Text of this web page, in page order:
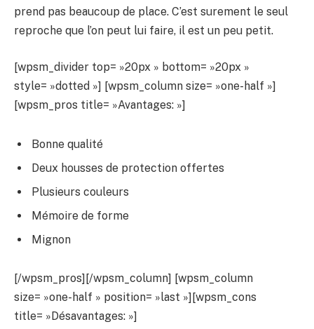
prend pas beaucoup de place. C’est surement le seul
reproche que l’on peut lui faire, il est un peu petit.
[wpsm_divider top= »20px » bottom= »20px »
style= »dotted »] [wpsm_column size= »one-half »]
[wpsm_pros title= »Avantages: »]
Bonne qualité
Deux housses de protection offertes
Plusieurs couleurs
Mémoire de forme
Mignon
[/wpsm_pros][/wpsm_column] [wpsm_column
size= »one-half » position= »last »][wpsm_cons
title= »Désavantages: »]